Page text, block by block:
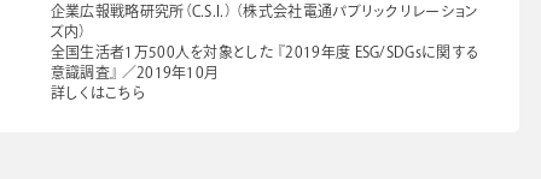
企業広報戦略研究所（C.S.I.） （株式会社電通パブリックリレーション
ズ内）
全国生活者1万500人を対象とした 『2019年度 ESG/SDGsに関する
意識調査』 ／2019年10月
詳しくはこちら